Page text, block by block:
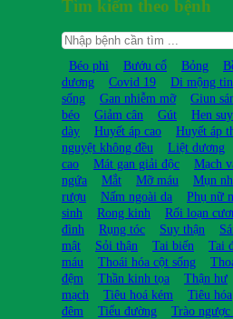
Tìm kiếm theo bệnh
Béo phì Bướu cổ Bỏng
dương
Covid 19 Di mộng
sống
Gan nhiễm mỡ Giun
béo
Giảm cân Gút Hen
dày
Huyết áp cao Huyết áp
nguyệt không đều
Liệt dương
cao
Mát gan giải độc Mạch
ngứa
Mắt Mỡ máu Mụn
rượu
Nấm ngoài da Phụ nữ
sinh
Rong kinh Rối loạn
đình
Rụng tóc Suy thận
mật
Sỏi thận Tai biến Tai
máu
Thoái hóa cột sống
đệm
Thần kinh tọa Thận hư
mạch
Tiêu hoá kém Tiêu hóa
đêm
Tiểu đường Trào ngược